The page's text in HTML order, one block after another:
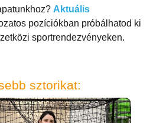
Aktuális
pozíciókban próbálhatod ki
sportrendezvényeken.
sztorikat: